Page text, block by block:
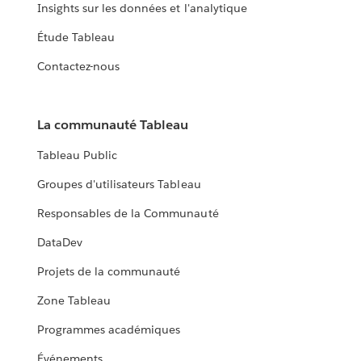
Insights sur les données et l'analytique
Étude Tableau
Contactez-nous
La communauté Tableau
Tableau Public
Groupes d'utilisateurs Tableau
Responsables de la Communauté
DataDev
Projets de la communauté
Zone Tableau
Programmes académiques